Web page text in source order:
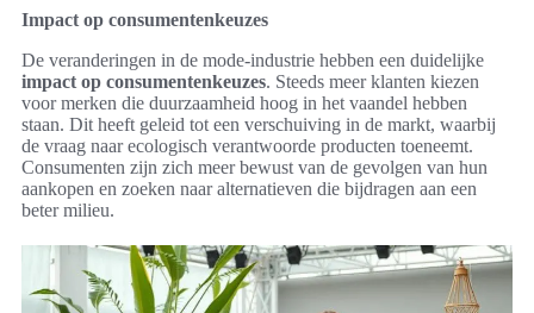
Impact op consumentenkeuzes
De veranderingen in de mode-industrie hebben een duidelijke
impact op consumentenkeuzes. Steeds meer klanten kiezen
voor merken die duurzaamheid hoog in het vaandel hebben
staan. Dit heeft geleid tot een verschuiving in de markt, waarbij
de vraag naar ecologisch verantwoorde producten toeneemt.
Consumenten zijn zich meer bewust van de gevolgen van hun
aankopen en zoeken naar alternatieven die bijdragen aan een
beter milieu.